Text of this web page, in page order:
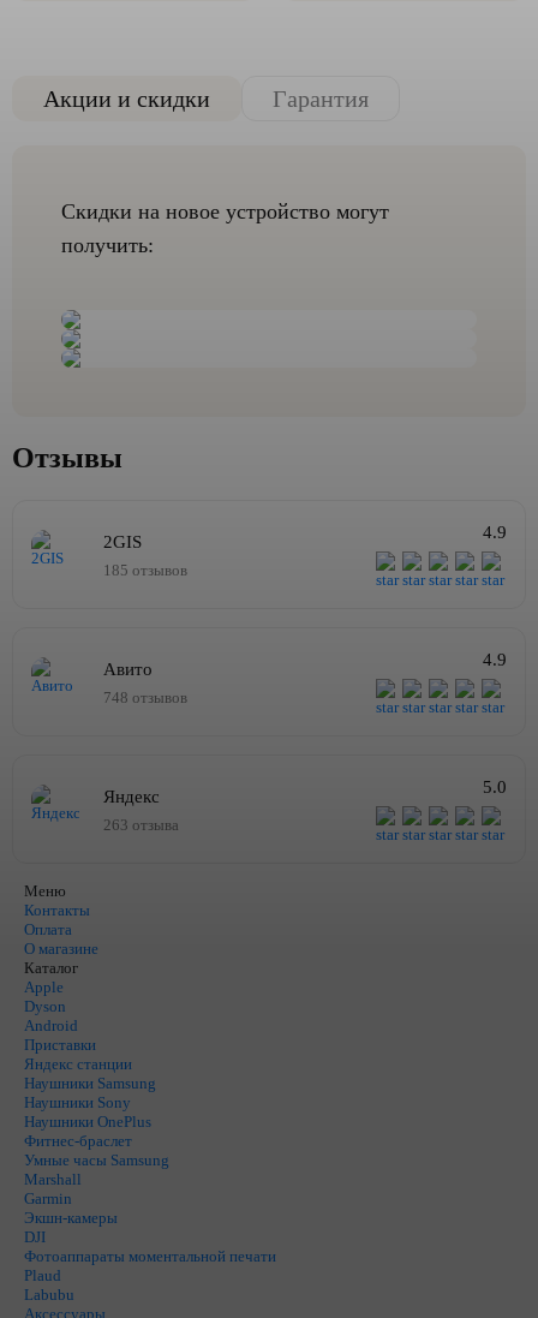
Акции и скидки Гарантия
Скидки на новое устройство могут
получить:
Отзывы
2GIS
185 отзывов
4.9
Авито
748 отзывов
4.9
Яндекс
263 отзыва
5.0
Меню
Контакты
Оплата
О магазине
Каталог
Apple
Dyson
Android
Приставки
Яндекс станции
Наушники Samsung
Наушники Sony
Наушники OnePlus
Фитнес-браслет
Умные часы Samsung
Marshall
Garmin
Экшн-камеры
DJI
Фотоаппараты моментальной печати
Plaud
Labubu
Аксессуары